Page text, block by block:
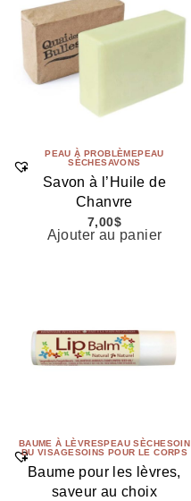
PEAU À PROBLÈMEPEAU
SÈCHESAVONS
Savon à l’Huile de
Chanvre
7,00$
Ajouter au panier
BAUME À LÈVRESPEAU SÈCHESOIN
DU VISAGESOINS POUR LE CORPS
Baume pour les lèvres,
saveur au choix